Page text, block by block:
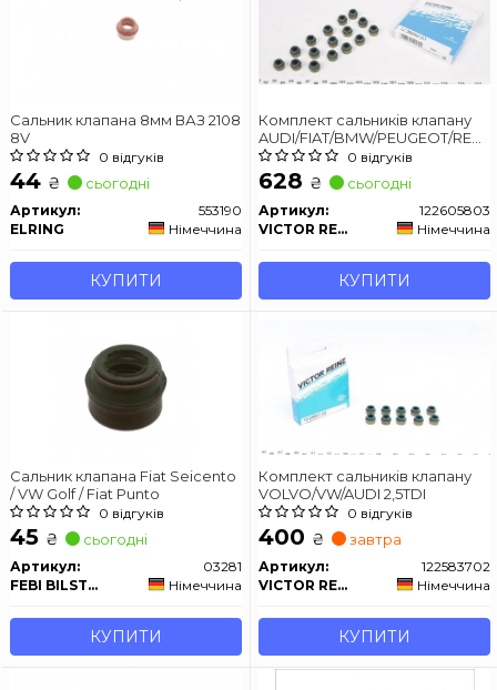
Сальник клапана 8мм ВАЗ 2108
8V
0 відгуків
44 ₴ сьогодні
Артикул:
553190
ELRING
Німеччина
КУПИТИ
Комплект сальників клапану
AUDI/FIAT/BMW/PEUGEOT/
80,100,A6,A8,3(E30,E36)
0 відгуків
628 ₴ сьогодні
Артикул:
122605803
VICTOR REINZ
Німеччина
КУПИТИ
Сальник клапана Fiat Seicento
/ VW Golf / Fiat Punto
0 відгуків
45 ₴ сьогодні
Артикул:
03281
FEBI BILSTEIN
Німеччина
КУПИТИ
Комплект сальників клапану
VOLVO/VW/AUDI 2,5TDI
0 відгуків
400 ₴ завтра
Артикул:
122583702
VICTOR REINZ
Німеччина
КУПИТИ